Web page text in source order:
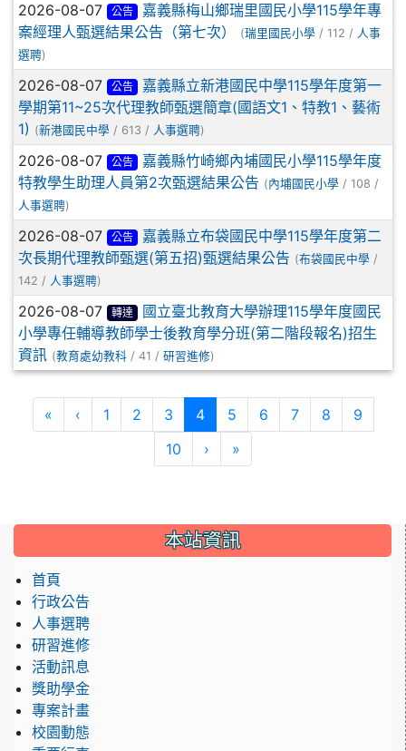
2026-08-07 公告
嘉義縣梅山鄉瑞里國民小學115學年專
案經理人甄選結果公告（第七次）
(瑞里國民小學 / 112 / 人事
選聘)
2026-08-07 公告
嘉義縣立新港國民中學115學年度第一
學期第11~25次代理教師甄選簡章(國語文1、特教1、藝術
1) (新港國民中學 / 613 / 人事選聘)
2026-08-07 公告
嘉義縣竹崎鄉內埔國民小學115學年度
特教學生助理人員第2次甄選結果公告 (內埔國民小學 / 108 /
人事選聘)
2026-08-07 公告
嘉義縣立布袋國民中學115學年度第二
次長期代理教師甄選(第五招)甄選結果公告 (布袋國民中學 /
142 / 人事選聘)
2026-08-07 轉達
國立臺北教育大學辦理115學年度國民
小學專任輔導教師學士後教育學分班(第二階段報名)招生
資訊 (教育處幼教科 / 41 / 研習進修)
«第一頁
‹上一頁
1 2 3 4(目前頁次)
5 6 7 8
9
10
›下一頁
»最後頁
本站資訊
首頁
行政公告
人事選聘
研習進修
活動訊息
獎助學金
專案計畫
校園動態